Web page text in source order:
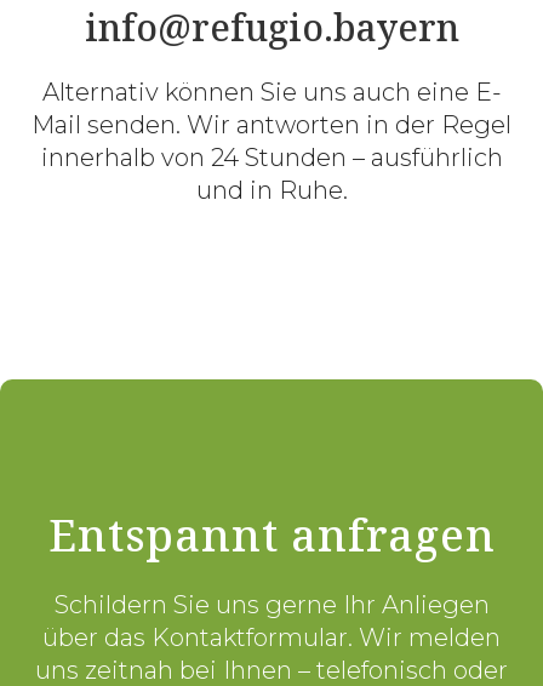
info@refugio.bayern
Alternativ können Sie uns auch eine E-
Mail senden. Wir antworten in der Regel
innerhalb von 24 Stunden – ausführlich
und in Ruhe.
Entspannt anfragen
Schildern Sie uns gerne Ihr Anliegen
über das Kontaktformular. Wir melden
uns zeitnah bei Ihnen – telefonisch oder